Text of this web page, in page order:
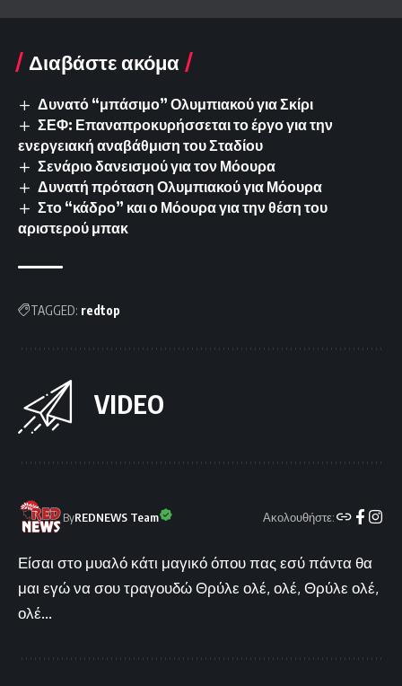
Διαβάστε ακόμα
Δυνατό “μπάσιμο” Ολυμπιακού για Σκίρι
ΣΕΦ: Επαναπροκυρήσσεται το έργο για την
ενεργειακή αναβάθμιση του Σταδίου
Σενάριο δανεισμού για τον Μόουρα
Δυνατή πρόταση Ολυμπιακού για Μόουρα
Στο “κάδρο” και ο Μόουρα για την θέση του
αριστερού μπακ
TAGGED: redtop
VIDEO
ByREDNEWS Team Ακολουθήστε:
Είσαι στο μυαλό κάτι μαγικό όπου πας εσύ πάντα θα
μαι εγώ να σου τραγουδώ Θρύλε ολέ, ολέ, Θρύλε ολέ,
ολέ...